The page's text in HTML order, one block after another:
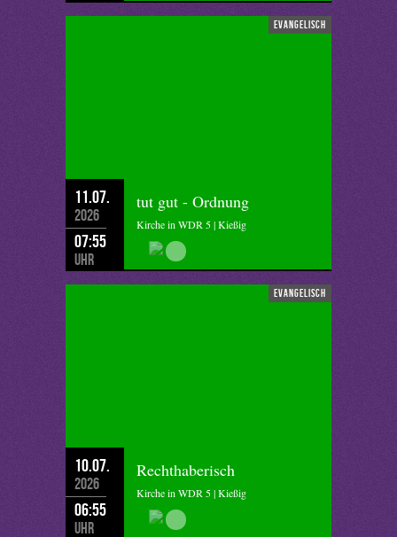
evangelisch
11.07.
2026
07:55
Uhr
tut gut - Ordnung
Kirche in WDR 5 | Kießig
evangelisch
10.07.
2026
06:55
Uhr
Rechthaberisch
Kirche in WDR 5 | Kießig